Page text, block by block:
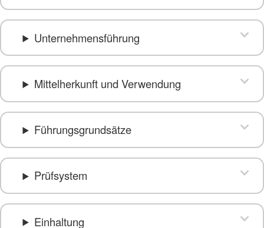
Unternehmensführung
Mittelherkunft und Verwendung
Führungsgrundsätze
Prüfsystem
Einhaltung